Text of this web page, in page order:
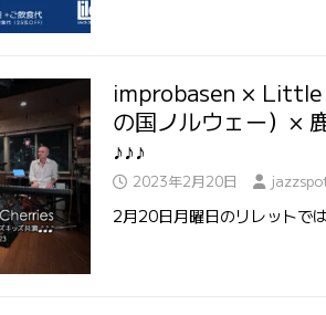
improbasen × Little
の国ノルウェー）×
♪♪♪
2023年2月20日
2月20日月曜日のリレットで